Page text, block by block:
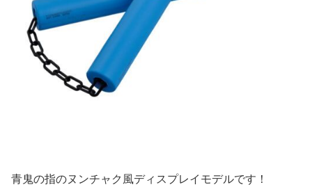
青鬼の指のヌンチャク風ディスプレイモデルです！